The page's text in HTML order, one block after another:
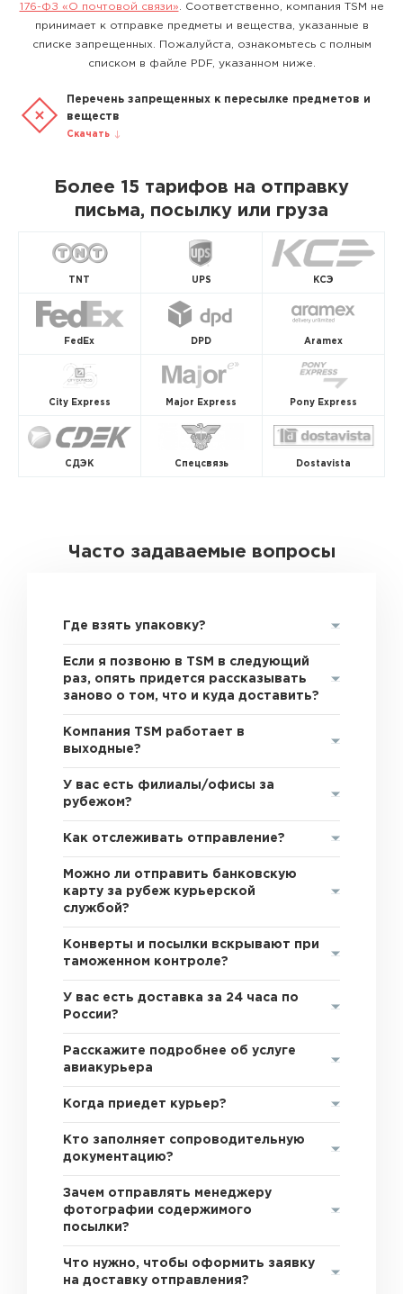
176-ФЗ «О почтовой связи» . Соответственно, компания TSM не
принимает к отправке предметы и вещества, указанные в
списке запрещенных. Пожалуйста, ознакомьтесь с полным
списком в файле PDF, указанном ниже.
Перечень запрещенных к пересылке предметов и
веществ
Скачать
Более 15 тарифов на отправку
письма, посылку или груза
TNT UPS КСЭ
FedEx DPD Aramex
City Express Major Express Pony Express
СДЭК Спецсвязь Dostavista
Часто задаваемые вопросы
Где взять упаковку?
Если я позвоню в TSM в следующий
раз, опять придется рассказывать
заново о том, что и куда доставить?
Компания TSM работает в
выходные?
У вас есть филиалы/офисы за
рубежом?
Как отслеживать отправление?
Можно ли отправить банковскую
карту за рубеж курьерской
службой?
Конверты и посылки вскрывают при
таможенном контроле?
У вас есть доставка за 24 часа по
России?
Расскажите подробнее об услуге
авиакурьера
Когда приедет курьер?
Кто заполняет сопроводительную
документацию?
Зачем отправлять менеджеру
фотографии содержимого
посылки?
Что нужно, чтобы оформить заявку
на доставку отправления?